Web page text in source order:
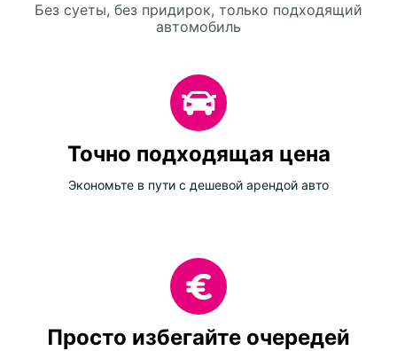
Без суеты, без придирок, только подходящий
автомобиль
Точно подходящая цена
Экономьте в пути с дешевой арендой авто
Просто избегайте очередей